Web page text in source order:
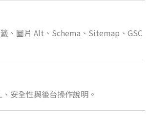
、圖片 Alt、Schema、Sitemap、GSC
安全性與後台操作說明。